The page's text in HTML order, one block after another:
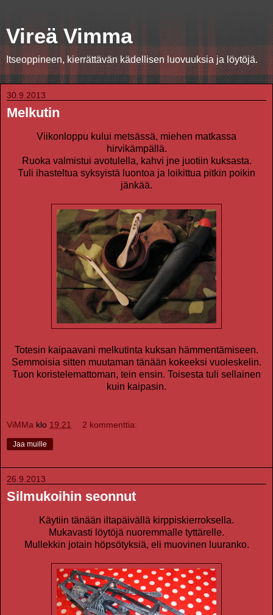
Vireä Vimma
Itseoppineen, kierrättävän kädellisen luovuuksia ja löytöjä.
30.9.2013
Melkutin
Viikonloppu kului metsässä, miehen matkassa
hirvikämpällä.
Ruoka valmistui avotulella, kahvi jne juotiin kuksasta.
Tuli ihasteltua syksyistä luontoa ja loikittua pitkin poikin
jänkää.
Totesin kaipaavani melkutinta kuksan hämmentämiseen.
Semmoisia sitten muutaman tänään kokeeksi vuoleskelin.
Tuon koristelemattoman, tein ensin. Toisesta tuli sellainen
kuin kaipasin.
ViMMa klo 19.21 2 kommenttia:
Jaa muille
26.9.2013
Silmukoihin seonnut
Käytiin tänään iltapäivällä kirppiskierroksella.
Mukavasti löytöjä nuoremmalle tyttärelle.
Mullekkin jotain höpsötyksiä, eli muovinen luuranko.